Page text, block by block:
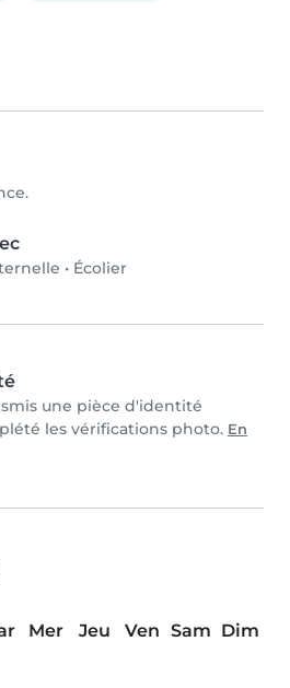
• Écolier
une pièce d'identité
les vérifications photo. En
Mer Jeu Ven Sam Dim